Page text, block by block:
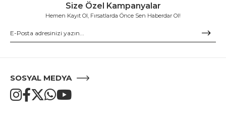
Size Özel Kampanyalar
Hemen Kayıt Ol, Fırsatlarda Önce Sen Haberdar Ol!
SOSYAL MEDYA